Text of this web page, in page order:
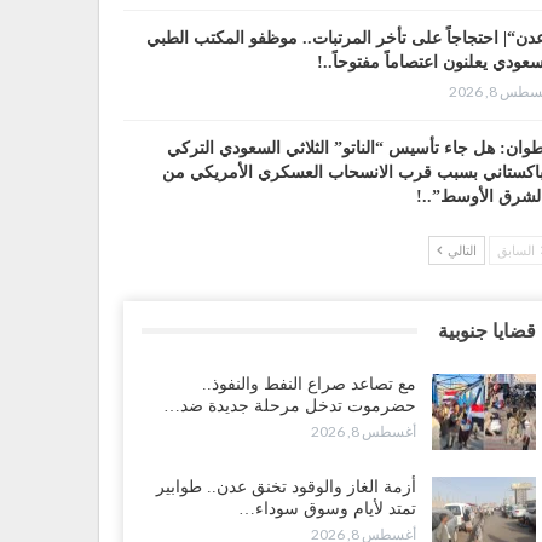
احتجاجاً على تأخر المرتبات.. موظفو المكتب الطبي
يعلنون اعتصاماً مفتوحاً..!
8, 2026
هل جاء تأسيس “الناتو” الثلاثي السعودي التركي
بسبب قرب الانسحاب العسكري الأمريكي من
الأوسط”..!
8, 2026
تحاول احتواء بن بريك بعد تهديده بالمواجهة.. هل
معركة إسكات الصوت الحضرمي..!
8, 2026
الجنيدي يحذر من خطورة المخططات السعودية على
الجنوب..!
السابق التالي
قضايا جنوبية
مع تصاعد صراع النفط والنفوذ..
حضرموت تدخل مرحلة جديدة ضد…
أغسطس 8, 2026
أزمة الغاز والوقود تخنق عدن.. طوابير
تمتد لأيام وسوق سوداء…
أغسطس 8, 2026